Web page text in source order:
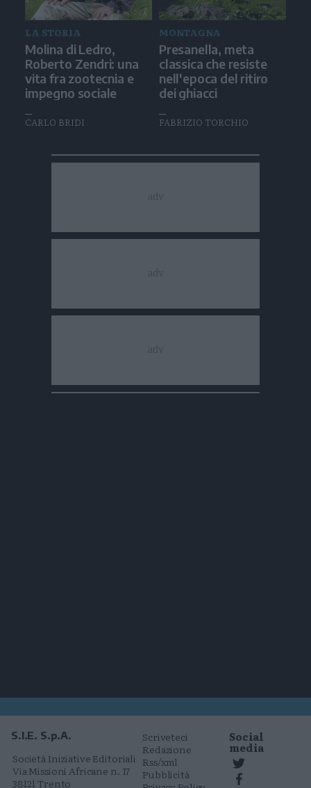
LA STORIA
Molina di Ledro,
Roberto Zendri: una
vita fra zootecnia e
impegno sociale
CARLO BRIDI
MONTAGNA
Presanella, meta
classica che resiste
nell'epoca del ritiro
dei ghiacci
FABRIZIO TORCHIO
S.I.E. S.p.A.
Società Iniziative Editoriali
Via Missioni Africane n. 17
38121 Trento
Scriveteci
Redazione
Rss/xml
Pubblicità
Social
media